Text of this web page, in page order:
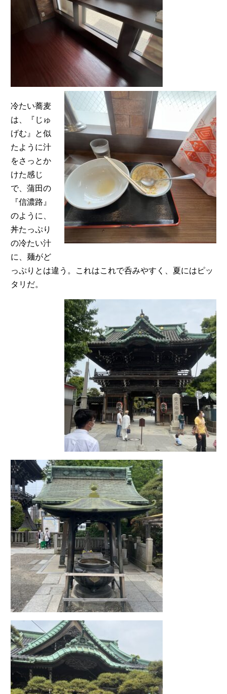
冷たい蕎麦
は、『じゅ
げむ』と似
たように汁
をさっとか
けた感じ
で、蒲田の
『信濃路』
のように、
丼たっぷり
の冷たい汁
に、麺がど
っぷりとは違う。これはこれで呑みやすく、夏にはピッ
タリだ。